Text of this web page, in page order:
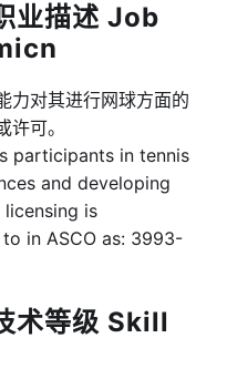
业描述 Job
力对其进行网球方面的
许可。
participants in tennis
and developing
is
in ASCO as: 3993-
术等级 Skill